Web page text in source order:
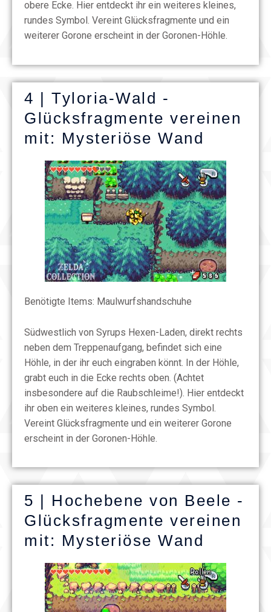
obere Ecke. Hier entdeckt ihr ein weiteres kleines,
rundes Symbol. Vereint Glücksfragmente und ein
weiterer Gorone erscheint in der Goronen-Höhle.
4 | Tyloria-Wald -
Glücksfragmente vereinen
mit: Mysteriöse Wand
Benötigte Items: Maulwurfshandschuhe
Südwestlich von Syrups Hexen-Laden, direkt rechts
neben dem Treppenaufgang, befindet sich eine
Höhle, in der ihr euch eingraben könnt. In der Höhle,
grabt euch in die Ecke rechts oben. (Achtet
insbesondere auf die Raubschleime!). Hier entdeckt
ihr oben ein weiteres kleines, rundes Symbol.
Vereint Glücksfragmente und ein weiterer Gorone
erscheint in der Goronen-Höhle.
5 | Hochebene von Beele -
Glücksfragmente vereinen
mit: Mysteriöse Wand